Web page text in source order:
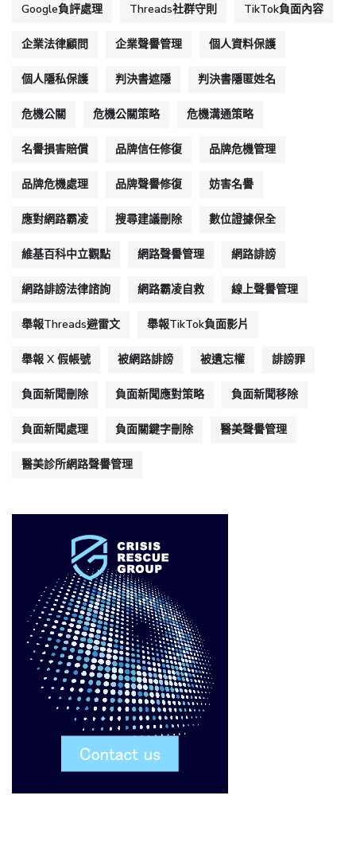
Google負評處理 Threads社群守則 TikTok負面內容
企業法律顧問 企業聲譽管理 個人資料保護
個人隱私保護 判決書遮隱 判決書隱匿姓名
危機公關 危機公關策略 危機溝通策略
名譽損害賠償 品牌信任修復 品牌危機管理
品牌危機處理 品牌聲譽修復 妨害名譽
應對網路霸凌 搜尋建議刪除 數位證據保全
維基百科中立觀點 網路聲譽管理 網路誹謗
網路誹謗法律諮詢 網路霸凌自救 線上聲譽管理
舉報Threads避雷文 舉報TikTok負面影片
舉報 X 假帳號 被網路誹謗 被遺忘權 誹謗罪
負面新聞刪除 負面新聞應對策略 負面新聞移除
負面新聞處理 負面關鍵字刪除 醫美聲譽管理
醫美診所網路聲譽管理